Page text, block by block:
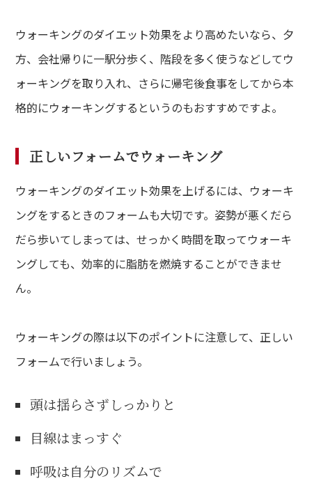
ウォーキングのダイエット効果をより高めたいなら、夕
方、会社帰りに一駅分歩く、階段を多く使うなどしてウ
ォーキングを取り入れ、さらに帰宅後食事をしてから本
格的にウォーキングするというのもおすすめですよ。
正しいフォームでウォーキング
ウォーキングのダイエット効果を上げるには、ウォーキ
ングをするときのフォームも大切です。姿勢が悪くだら
だら歩いてしまっては、せっかく時間を取ってウォーキ
ングしても、効率的に脂肪を燃焼することができませ
ん。
ウォーキングの際は以下のポイントに注意して、正しい
フォームで行いましょう。
頭は揺らさずしっかりと
目線はまっすぐ
呼吸は自分のリズムで